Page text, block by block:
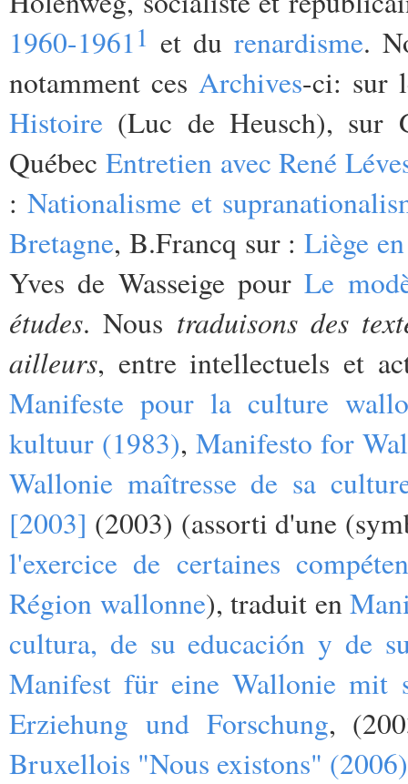
1960-19611 et du renardisme.
notamment ces Archives-ci: sur
Histoire (Luc de Heusch),
Québec Entretien avec René
: Nationalisme et
Bretagne, B.Francq sur : Liège
Yves de Wasseige pourLe
études. Nous traduisons des
ailleurs, entre intellectuels et
Manifeste pour la culture
kultuur (1983), Manifesto for
Wallonie maîtresse de sa
[2003] (2003) (assorti d'une
l'exercice de certaines
Région wallonne), traduit en
cultura, de su educación y de
Manifest für eine Wallonie mit
Erziehung und Forschung,
Bruxellois "Nous existons" (2006)